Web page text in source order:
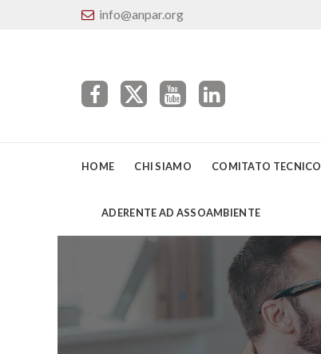
info@anpar.org
HOME CHI SIAMO COMITATO TECNICO
ADERENTE AD ASSOAMBIENTE